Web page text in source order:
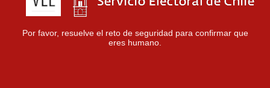
Por favor, resuelve el reto de seguridad para confirmar que
eres humano.